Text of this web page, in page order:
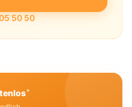
50 50
*